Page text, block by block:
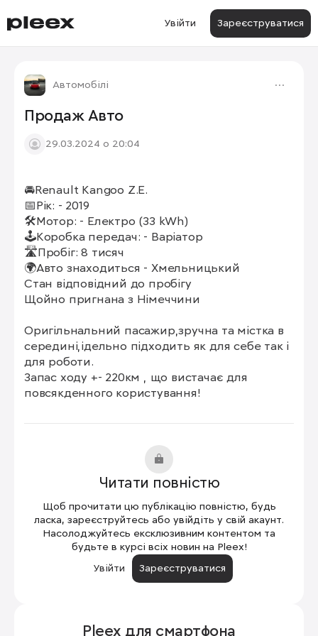
Увійти Зареєструватися
Автомобілі
Продаж Авто
29.03.2024 о 20:04
🚘Renault Kangoo Z.E.
📅Рік: - 2019
🛠Мотор: - Електро (33 kWh)
🕹Коробка передач: - Варіатор
🛣Пробіг: 8 тисяч
🌍Авто знаходиться - Хмельницький
Стан відповідний до пробігу
Щойно пригнана з Німеччини
Оригільнальний пасажир,зручна та містка в
середині,ідельно підходить як для себе так і
для роботи.
Запас ходу +- 220км , що вистачає для
повсякденного користування!
Читати повністю
Щоб прочитати цю публікацію повністю, будь
ласка, зареєструйтесь або увійдіть у свій акаунт.
Насолоджуйтесь ексклюзивним контентом та
будьте в курсі всіх новин на Pleex!
Увійти
Зареєструватися
Pleex для смартфона